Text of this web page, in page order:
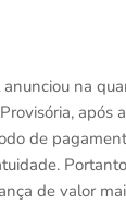
na
após
de
de valor